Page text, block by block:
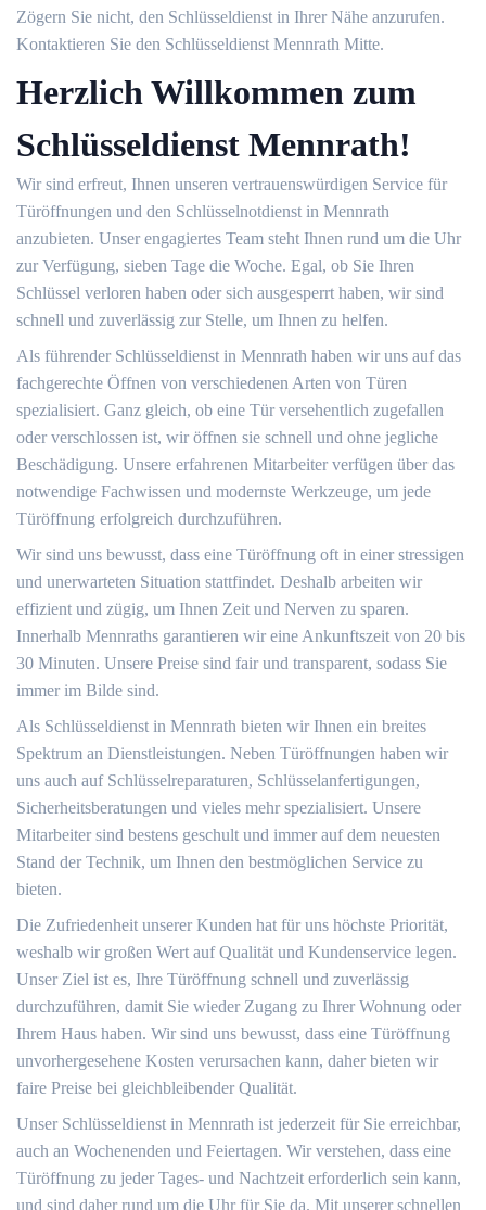
Zögern Sie nicht, den Schlüsseldienst in Ihrer Nähe anzurufen.
Kontaktieren Sie den Schlüsseldienst Mennrath Mitte.
Herzlich Willkommen zum
Schlüsseldienst Mennrath!
Wir sind erfreut, Ihnen unseren vertrauenswürdigen Service für
Türöffnungen und den Schlüsselnotdienst in Mennrath
anzubieten. Unser engagiertes Team steht Ihnen rund um die Uhr
zur Verfügung, sieben Tage die Woche. Egal, ob Sie Ihren
Schlüssel verloren haben oder sich ausgesperrt haben, wir sind
schnell und zuverlässig zur Stelle, um Ihnen zu helfen.
Als führender Schlüsseldienst in Mennrath haben wir uns auf das
fachgerechte Öffnen von verschiedenen Arten von Türen
spezialisiert. Ganz gleich, ob eine Tür versehentlich zugefallen
oder verschlossen ist, wir öffnen sie schnell und ohne jegliche
Beschädigung. Unsere erfahrenen Mitarbeiter verfügen über das
notwendige Fachwissen und modernste Werkzeuge, um jede
Türöffnung erfolgreich durchzuführen.
Wir sind uns bewusst, dass eine Türöffnung oft in einer stressigen
und unerwarteten Situation stattfindet. Deshalb arbeiten wir
effizient und zügig, um Ihnen Zeit und Nerven zu sparen.
Innerhalb Mennraths garantieren wir eine Ankunftszeit von 20 bis
30 Minuten. Unsere Preise sind fair und transparent, sodass Sie
immer im Bilde sind.
Als Schlüsseldienst in Mennrath bieten wir Ihnen ein breites
Spektrum an Dienstleistungen. Neben Türöffnungen haben wir
uns auch auf Schlüsselreparaturen, Schlüsselanfertigungen,
Sicherheitsberatungen und vieles mehr spezialisiert. Unsere
Mitarbeiter sind bestens geschult und immer auf dem neuesten
Stand der Technik, um Ihnen den bestmöglichen Service zu
bieten.
Die Zufriedenheit unserer Kunden hat für uns höchste Priorität,
weshalb wir großen Wert auf Qualität und Kundenservice legen.
Unser Ziel ist es, Ihre Türöffnung schnell und zuverlässig
durchzuführen, damit Sie wieder Zugang zu Ihrer Wohnung oder
Ihrem Haus haben. Wir sind uns bewusst, dass eine Türöffnung
unvorhergesehene Kosten verursachen kann, daher bieten wir
faire Preise bei gleichbleibender Qualität.
Unser Schlüsseldienst in Mennrath ist jederzeit für Sie erreichbar,
auch an Wochenenden und Feiertagen. Wir verstehen, dass eine
Türöffnung zu jeder Tages- und Nachtzeit erforderlich sein kann,
und sind daher rund um die Uhr für Sie da. Mit unserer schnellen